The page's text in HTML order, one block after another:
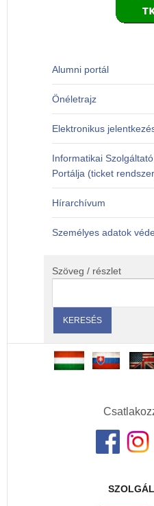
Alumni portál
Önéletrajz
Elektronikus
Informatikai
Portálja (ticket
Hírarchívum
Személyes adatok
Szöveg / részlet